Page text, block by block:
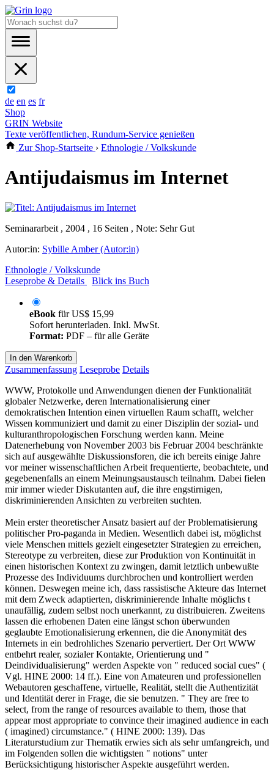
de en es fr
Shop
GRIN Website
Texte veröffentlichen, Rundum-Service genießen
Zur Shop-Startseite › Ethnologie / Volkskunde
Antijudaismus im Internet
Seminararbeit , 2004 , 16 Seiten , Note: Sehr Gut
Autor:in: Sybille Amber (Autor:in)
Ethnologie / Volkskunde
Leseprobe & Details
Blick ins Buch
eBook fürUS$ 15,99
Sofort herunterladen. Inkl. MwSt.
Format: PDF – für alle Geräte
In den Warenkorb
Zusammenfassung Leseprobe Details
WWW, Protokolle und Anwendungen dienen der Funktionalität
globaler Netzwerke, deren Internationalisierung einer
demokratischen Intention einen virtuellen Raum schafft, welcher
Wissen kommuniziert und damit zu einer Disziplin der sozial- und
kulturanthropologischen Forschung werden kann. Meine
Datenerhebung von November 2003 bis Februar 2004 beschränkte
sich auf ausgewählte Diskussionsforen, die ich bereits einige Jahre
vor meiner wissenschaftlichen Arbeit frequentierte, beobachtete, und
gegebenenfalls an einem Meinungsaustausch teilnahm. Dabei fielen
mir immer wieder Diskutanten auf, die ihre engstirnigen,
diskriminierenden Ansichten zu verbreiten suchten.
Mein erster theoretischer Ansatz basiert auf der Problematisierung
politischer Pro-paganda in Medien. Wesentlich dabei ist, möglichst
viele Menschen mittels gezielt eingesetzter Strategien zu erreichen,
Stereotype zu verbreiten, diese zur Produktion von Kontinuität in
einen historischen Kontext zu zwingen, damit letztlich unbewußte
Prozesse des Individuums durchbrochen und kontrolliert werden
können. Deswegen meine ich, dass rassistische Akteure das Internet
mit dem Zweck adaptierten, diskriminierende Inhalte möglichs t
unaufällig, zudem selbst noch unerkannt, zu distribuieren. Zweitens
lassen die erhobenen Daten eine längst schon überwunden
geglaubte Emotionalisierung erkennen, die die Anonymität des
Internets in ein bedrohliches Szenario pervertiert. Der Ort WWW
entbehrt realer, sozialer Kontakte, Orientierung und "
Deindividualisierung" werden Aspekte von " reduced social cues" (
Vgl. HINE 2000: 14 ff.). Eine von Amateuren und professionellen
Webautoren geschaffene, virtuelle, Realität, stellt die Authentizität
und Identität derer in Frage, die sie benutzen. " They are free to
select, from the range of resources available to them, those that
appear most appropriate to convince their imagined audience in each
( imagined) circumstance." ( HINE 2000: 139). Das
Literaturstudium zur Thematik erwies sich als sehr umfangreich, und
im Folgenden sollen die wichtigsten " notions" unter
Berücksichtigung historischer Aspekte ausgeführt werden.